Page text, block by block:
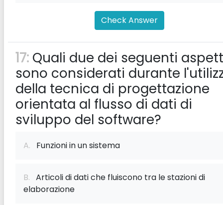
Check Answer
17: Quali due dei seguenti
sono considerati durante
della tecnica di progettazione
orientata al flusso di dati di
sviluppo del software?
A. Funzioni in un sistema
B. Articoli di dati che fluiscono tra le stazioni di
elaborazione